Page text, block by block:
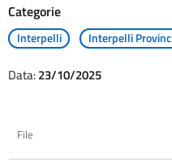
Categorie
Interpelli Interpelli
Data:23/10/2025
File